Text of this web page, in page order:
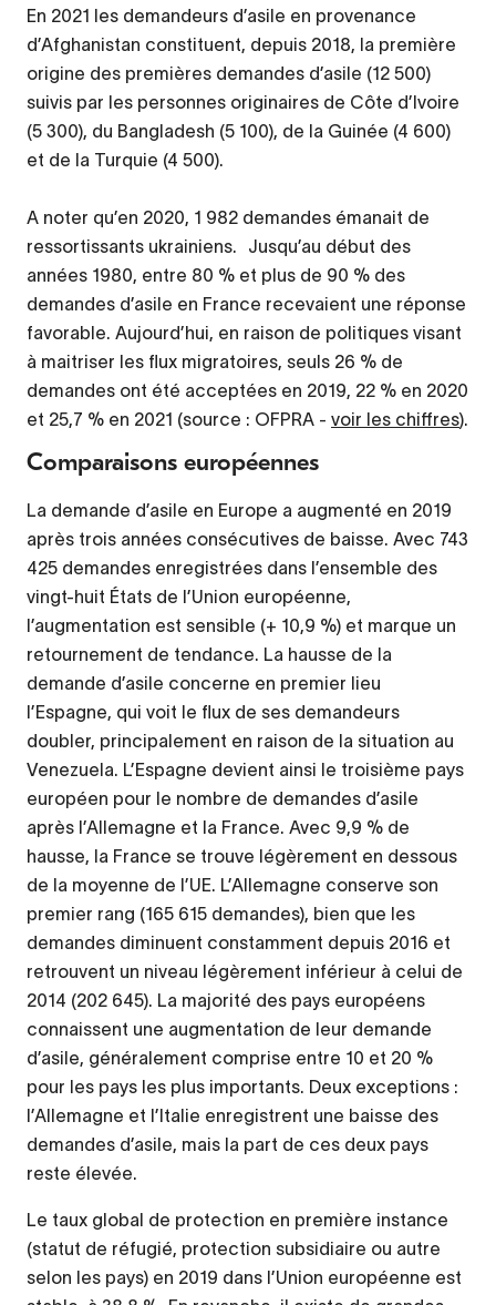
En 2021 les demandeurs d’asile en provenance
d’Afghanistan constituent, depuis 2018, la première
origine des premières demandes d’asile (12 500)
suivis par les personnes originaires de Côte d’Ivoire
(5 300), du Bangladesh (5 100), de la Guinée (4 600)
et de la Turquie (4 500).
A noter qu’en 2020, 1 982 demandes émanait de
ressortissants ukrainiens. Jusqu’au début des
années 1980, entre 80 % et plus de 90 % des
demandes d’asile en France recevaient une réponse
favorable. Aujourd’hui, en raison de politiques visant
à maitriser les flux migratoires, seuls 26 % de
demandes ont été acceptées en 2019, 22 % en 2020
et 25,7 % en 2021 (source : OFPRA - voir les chiffres).
Comparaisons européennes
La demande d’asile en Europe a augmenté en 2019
après trois années consécutives de baisse. Avec 743
425 demandes enregistrées dans l’ensemble des
vingt-huit États de l’Union européenne,
l’augmentation est sensible (+ 10,9 %) et marque un
retournement de tendance. La hausse de la
demande d’asile concerne en premier lieu
l’Espagne, qui voit le flux de ses demandeurs
doubler, principalement en raison de la situation au
Venezuela. L’Espagne devient ainsi le troisième pays
européen pour le nombre de demandes d’asile
après l’Allemagne et la France. Avec 9,9 % de
hausse, la France se trouve légèrement en dessous
de la moyenne de l’UE. L’Allemagne conserve son
premier rang (165 615 demandes), bien que les
demandes diminuent constamment depuis 2016 et
retrouvent un niveau légèrement inférieur à celui de
2014 (202 645). La majorité des pays européens
connaissent une augmentation de leur demande
d’asile, généralement comprise entre 10 et 20 %
pour les pays les plus importants. Deux exceptions :
l’Allemagne et l’Italie enregistrent une baisse des
demandes d’asile, mais la part de ces deux pays
reste élevée.
Le taux global de protection en première instance
(statut de réfugié, protection subsidiaire ou autre
selon les pays) en 2019 dans l’Union européenne est